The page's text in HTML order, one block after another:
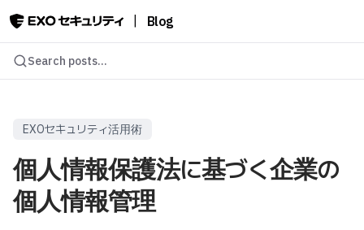
Blog
Search posts...
EXOセキュリティ活用術
個人情報保護法に基づく企業の
個人情報管理